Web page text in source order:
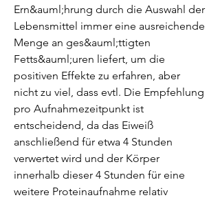
Ern&auml;hrung durch die Auswahl der
Lebensmittel immer eine ausreichende
Menge an ges&auml;ttigten
Fetts&auml;uren liefert, um die
positiven Effekte zu erfahren, aber
nicht zu viel, dass evtl. Die Empfehlung
pro Aufnahmezeitpunkt ist
entscheidend, da das Eiweiß
anschließend für etwa 4 Stunden
verwertet wird und der Körper
innerhalb dieser 4 Stunden für eine
weitere Proteinaufnahme relativ